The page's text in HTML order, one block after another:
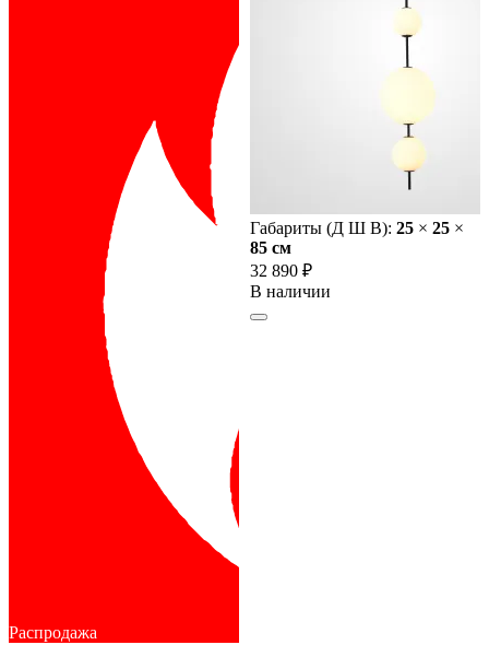
Распродажа
Габариты (Д Ш В): 25 × 25 ×
85 cм
32 890 ₽
В наличии